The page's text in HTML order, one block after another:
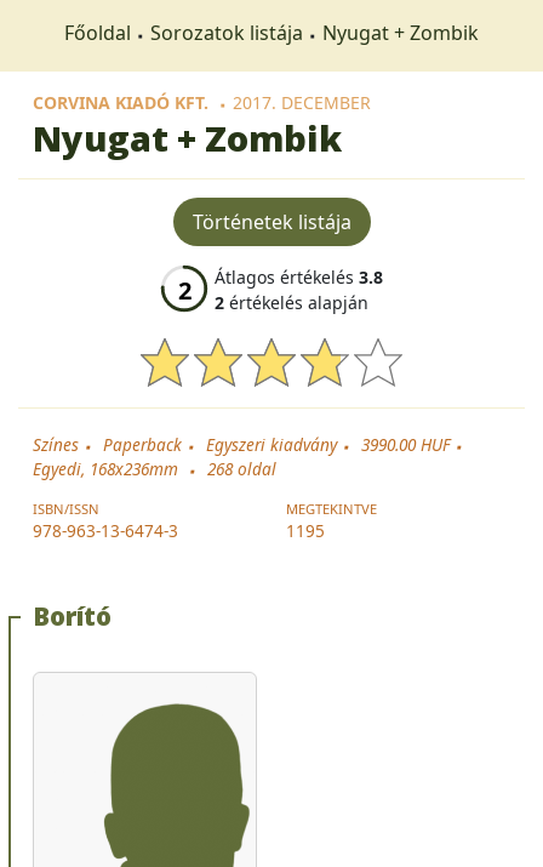
Főoldal Sorozatok listája Nyugat + Zombik
CORVINA KIADÓ KFT. 2017. DECEMBER
Nyugat + Zombik
Történetek listája
2 Átlagos értékelés 3.8
2 értékelés alapján
Színes Paperback Egyszeri kiadvány
3990.00 HUF
Egyedi, 168x236mm
268oldal
ISBN/ISSN
978-963-13-6474-3
MEGTEKINTVE
1195
Borító